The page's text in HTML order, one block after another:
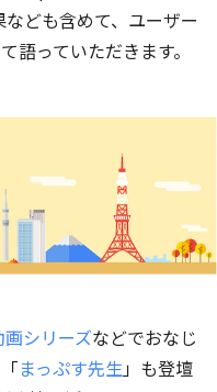
ども含めて、ユーザー
語っていただきます。
画シリーズなどでおなじ
まっぷす先生」も登壇